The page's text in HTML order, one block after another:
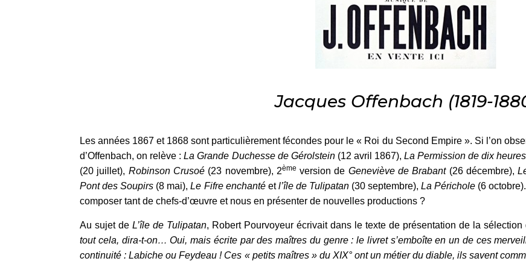
Jacques Offenbach (1819-
Les années 1867 et 1868 sont particulièrement fécondes pour le « Roi du Second Empire ». Si l’on
d’Offenbach, on relève :La Grande Duchesse de Gérolstein(12 avril 1867),La Permission de dix heures
(20 juillet), Robinson Crusoé(23 novembre), 2ème version de Geneviève de Brabant(26 décembre),
Pont des Soupirs (8 mai),Le Fifre enchantéetl’île de Tulipatan(30 septembre),La Périchole (6
composer tant de chefs-d’œuvre et nous en présenter de nouvelles productions ?
Au sujet de L’île de Tulipatan, Robert Pourvoyeur écrivait dans le texte de présentation de la
tout cela, dira-t-on… Oui, mais écrite par des maîtres du genre : le livret s’emboîte en un de ces
continuité : Labiche ou Feydeau ! Ces « petits maîtres » du XIX° ont un métier du diable, ils savent